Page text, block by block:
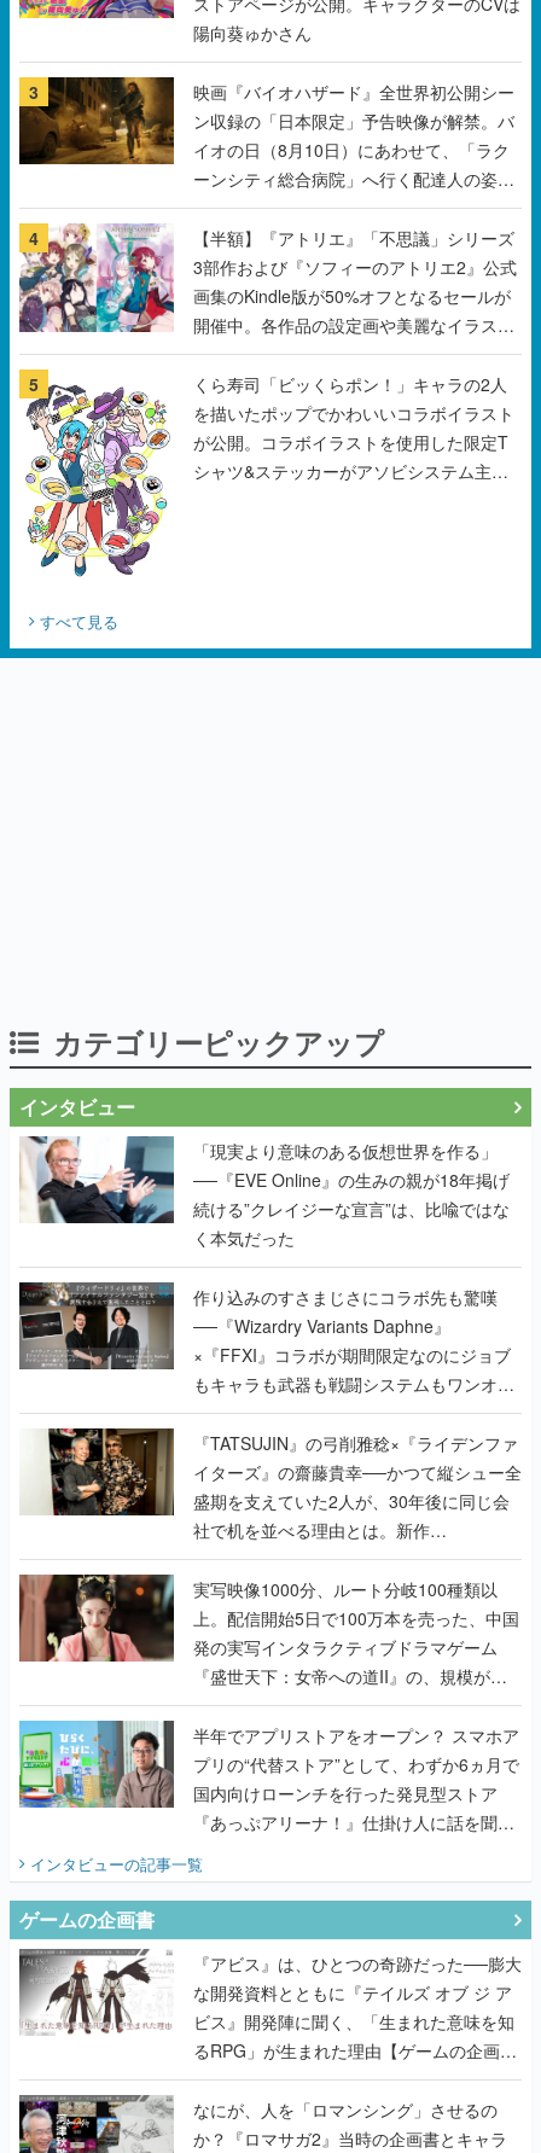
陽向葵ゅかさん
3
映画『バイオハザード』全世界初公開シー
ン収録の「日本限定」予告映像が解禁。バ
イオの日（8月10日）にあわせて、「ラク
ーンシティ総合病院」へ行く配達人の姿が
披露
4
【半額】『アトリエ』「不思議」シリーズ
3部作および『ソフィーのアトリエ2』公式
画集のKindle版が50%オフとなるセールが
開催中。各作品の設定画や美麗なイラスト
の数々をふんだんに収録
5
くら寿司「ビッくらポン！」キャラの2人
を描いたポップでかわいいコラボイラスト
が公開。コラボイラストを使用した限定T
シャツ&ステッカーがアソビシステム主催
すべて見る
カテゴリーピックアップ
インタビュー
「現実より意味のある仮想世界を作る」
──『EVE Online』の生みの親が18年掲げ
続ける”クレイジーな宣言”は、比喩ではな
く本気だった
作り込みのすさまじさにコラボ先も驚嘆
──『Wizardry Variants Daphne』
×『FFXI』コラボが期間限定なのにジョブ
もキャラも武器も戦闘システムもワンオフ
で作り込まれた理由を両ディレクターに聞
く
『TATSUJIN』の弓削雅稔×『ライデンファ
イターズ』の齋藤貴幸──かつて縦シュー全
盛期を支えていた2人が、30年後に同じ会
社で机を並べる理由とは。新作
『TATSUJIN EXTREME』で初タッグを組
んだレジェンド2人に訊く開発秘話
実写映像1000分、ルート分岐100種類以
上。配信開始5日で100万本を売った、中国
発の実写インタラクティブドラマゲーム
『盛世天下：女帝への道II』の、規模が違
うこだわりをプロデューサーに聞いた
半年でアプリストアをオープン？ スマホア
プリの“代替ストア”として、わずか6ヵ月で
国内向けローンチを行った発見型ストア
『あっぷアリーナ！』仕掛け人に話を聞い
インタビューの記事一覧
ゲームの企画書
『アビス』は、ひとつの奇跡だった──膨大
な開発資料とともに『テイルズ オブ ジ ア
ビス』開発陣に聞く、「生まれた意味を知
るRPG」が生まれた理由【ゲームの企画
書】
なにが、人を「ロマンシング」させるの
か？『ロマサガ2』当時の企画書とキャラ